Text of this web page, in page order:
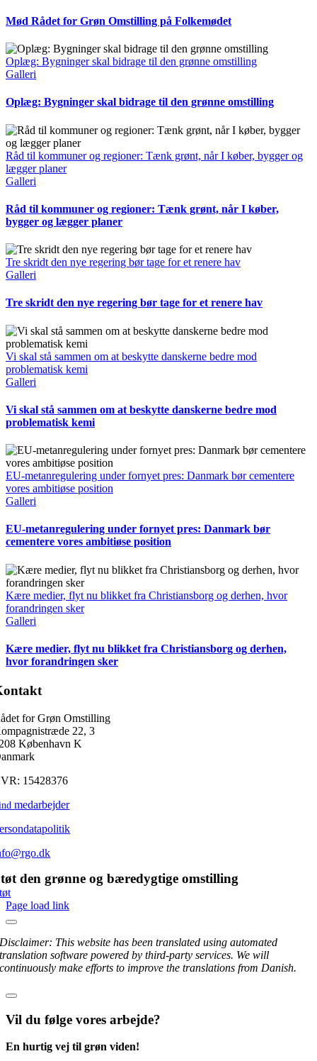
Mød Rådet for Grøn Omstilling på Folkemødet
Oplæg: Bygninger skal bidrage til den grønne omstilling
Galleri
Oplæg: Bygninger skal bidrage til den grønne omstilling
Råd til kommuner og regioner: Tænk grønt, når I køber, bygger og
lægger planer
Galleri
Råd til kommuner og regioner: Tænk grønt, når I køber,
bygger og lægger planer
Tre skridt den nye regering bør tage for et renere hav
Galleri
Tre skridt den nye regering bør tage for et renere hav
Vi skal stå sammen om at beskytte danskerne bedre mod
problematisk kemi
Galleri
Vi skal stå sammen om at beskytte danskerne bedre mod
problematisk kemi
EU-metanregulering under fornyet pres: Danmark bør cementere
vores ambitiøse position
Galleri
EU-metanregulering under fornyet pres: Danmark bør
cementere vores ambitiøse position
Kære medier, flyt nu blikket fra Christiansborg og derhen, hvor
forandringen sker
Galleri
Kære medier, flyt nu blikket fra Christiansborg og derhen,
hvor forandringen sker
for Grøn Omstilling
22, 3
København K
15428376
medarbejder
den grønne og bæredygtige omstilling
Page load link
Disclaimer: This website has been translated using automated
translation software powered by third-party services. We will
continuously make efforts to improve the translations from Danish.
Vil du følge vores arbejde?
En hurtig vej til grøn viden!